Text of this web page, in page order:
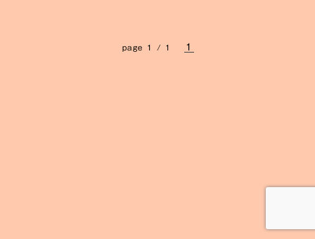
page 1 / 1 1